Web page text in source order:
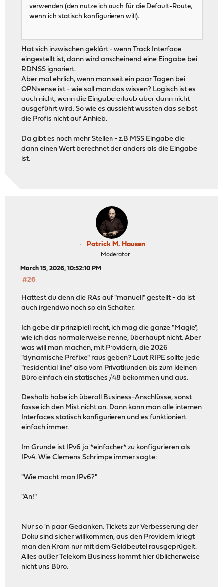
verwenden (den nutze ich auch für die Default-Route,
wenn ich statisch konfigurieren will).
Hat sich inzwischen geklärt - wenn Track Interface
eingestellt ist, dann wird anscheinend eine Eingabe bei
RDNSS ignoriert.
Aber mal ehrlich, wenn man seit ein paar Tagen bei
OPNsense ist - wie soll man das wissen? Logisch ist es
auch nicht, wenn die Eingabe erlaub aber dann nicht
ausgeführt wird. So wie es aussieht wussten das selbst
die Profis nicht auf Anhieb.
Da gibt es noch mehr Stellen - z.B MSS Eingabe die
dann einen Wert berechnet der anders als die Eingabe
ist.
Patrick M. Hausen
Moderator
March 15, 2026, 10:52:10 PM
#26
Hattest du denn die RAs auf "manuell" gestellt - da ist
auch irgendwo noch so ein Schalter.
Ich gebe dir prinzipiell recht, ich mag die ganze "Magie",
wie ich das normalerweise nenne, überhaupt nicht. Aber
was will man machen, mit Providern, die 2026
"dynamische Prefixe" raus geben? Laut RIPE sollte jede
"residential line" also vom Privatkunden bis zum kleinen
Büro einfach ein statisches /48 bekommen und aus.
Deshalb habe ich überall Business-Anschlüsse, sonst
fasse ich den Mist nicht an. Dann kann man alle internen
Interfaces statisch konfigurieren und es funktioniert
einfach immer.
Im Grunde ist IPv6 ja *einfacher* zu konfigurieren als
IPv4. Wie Clemens Schrimpe immer sagte:
"Wie macht man IPv6?"
"An!"
Nur so 'n paar Gedanken. Tickets zur Verbesserung der
Doku sind sicher willkommen, aus den Providern kriegt
man den Kram nur mit dem Geldbeutel rausgeprügelt.
Alles außer Telekom Business kommt hier üblicherweise
nicht uns Büro.